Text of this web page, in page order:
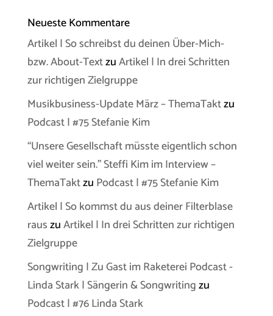
Neueste Kommentare
Artikel | So schreibst du deinen Über-Mich-
bzw. About-TextzuArtikel | In drei Schritten
zur richtigen Zielgruppe
Musikbusiness-Update März – ThemaTaktzu
Podcast | #75 Stefanie Kim
“Unsere Gesellschaft müsste eigentlich schon
viel weiter sein.” Steffi Kim im Interview –
ThemaTaktzu Podcast | #75 Stefanie Kim
Artikel | So kommst du aus deiner Filterblase
rauszuArtikel | In drei Schritten zur richtigen
Zielgruppe
Songwriting | Zu Gast im Raketerei Podcast -
Linda Stark | Sängerin & Songwritingzu
Podcast | #76 Linda Stark